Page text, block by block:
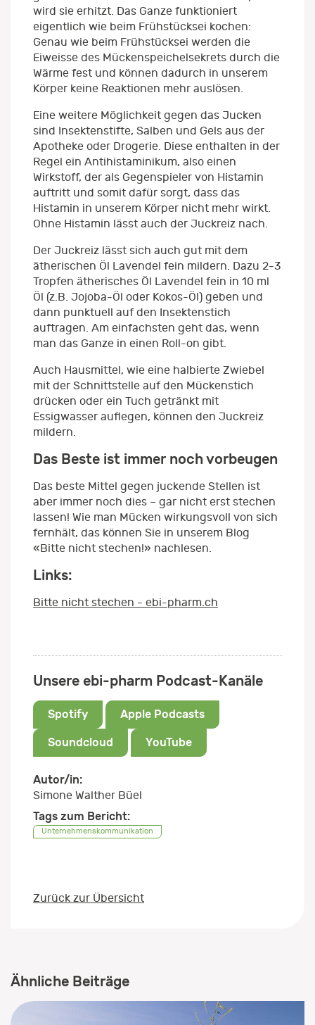
wird sie erhitzt. Das Ganze funktioniert
eigentlich wie beim Frühstücksei kochen:
Genau wie beim Frühstücksei werden die
Eiweisse des Mückenspeichelsekrets durch die
Wärme fest und können dadurch in unserem
Körper keine Reaktionen mehr auslösen.
Eine weitere Möglichkeit gegen das Jucken
sind Insektenstifte, Salben und Gels aus der
Apotheke oder Drogerie. Diese enthalten in der
Regel ein Antihistaminikum, also einen
Wirkstoff, der als Gegenspieler von Histamin
auftritt und somit dafür sorgt, dass das
Histamin in unserem Körper nicht mehr wirkt.
Ohne Histamin lässt auch der Juckreiz nach.
Der Juckreiz lässt sich auch gut mit dem
ätherischen Öl Lavendel fein mildern. Dazu 2-3
Tropfen ätherisches Öl Lavendel fein in 10 ml
Öl (z.B. Jojoba-Öl oder Kokos-Öl) geben und
dann punktuell auf den Insektenstich
auftragen. Am einfachsten geht das, wenn
man das Ganze in einen Roll-on gibt.
Auch Hausmittel, wie eine halbierte Zwiebel
mit der Schnittstelle auf den Mückenstich
drücken oder ein Tuch getränkt mit
Essigwasser auflegen, können den Juckreiz
mildern.
Das Beste ist immer noch vorbeugen
Das beste Mittel gegen juckende Stellen ist
aber immer noch dies – gar nicht erst stechen
lassen! Wie man Mücken wirkungsvoll von sich
fernhält, das können Sie in unserem Blog
«Bitte nicht stechen!» nachlesen.
Links:
Bitte nicht stechen - ebi-pharm.ch
Unsere ebi-pharm Podcast-Kanäle
Spotify Apple Podcasts
Soundcloud YouTube
Autor/in:
Simone Walther Büel
Tags zum Bericht:
Unternehmenskommunikation
Zurück zur Übersicht
Ähnliche Beiträge